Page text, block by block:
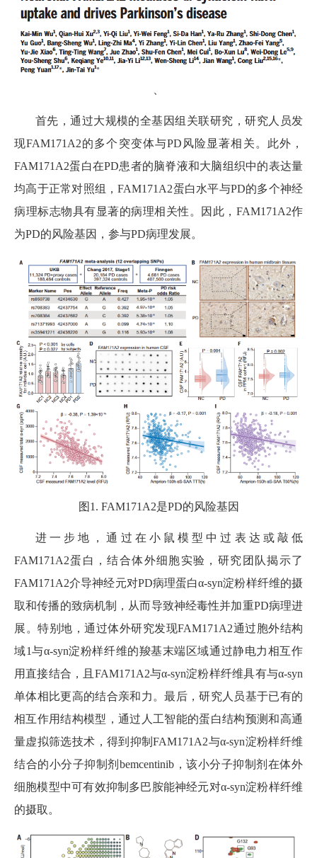
首先，通过大规模的全基因组关联研究，研究人员发
现FAM171A2的多个突变体与PD风险显著相关。此外，
FAM171A2蛋白在PD患者的脑脊液和大脑组织中的表达量
均高于正常对照组，FAM171A2蛋白水平与PD的多个神经
病理标志物具有显著的病理相关性。因此，FAM171A2作
为PD的风险基因，参与PD病理发展。
图1. FAM171A2是PD的风险基因
进一步地，通过在小鼠模型中过表达或敲低
FAM171A2蛋白，结合体外细胞实验，研究团队揭示了
FAM171A2介导神经元对PD病理蛋白α-syn淀粉样纤维的摄
取和传播的致病机制，从而导致神经毒性并加重PD病理进
展。特别地，通过体外研究发现FAM171A2通过胞外结构
域1与α-syn淀粉样纤维的羧基末端区域通过静电力相互作
用直接结合，且FAM171A2与α-syn淀粉样纤维具有与α-syn
单体相比更高的结合亲和力。最后，研究人员基于已有的
相互作用结构模型，通过人工智能的蛋白结构预测和高通
量虚拟筛选技术，得到抑制FAM171A2与α-syn淀粉样纤维
结合的小分子抑制剂bemcentinib，该小分子抑制剂在体外
细胞模型中可有效抑制多巴胺能神经元对α-syn淀粉样纤维
的摄取。